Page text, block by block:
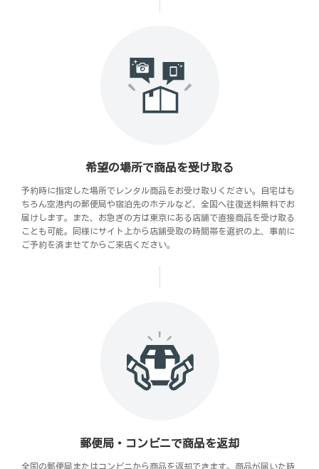
希望の場所で商品を受け取る
予約時に指定した場所でレンタル商品をお受け取りください。自宅はも
ちろん空港内の郵便局や宿泊先のホテルなど、全国へ往復送料無料でお
届けします。また、お急ぎの方は東京にある店舗で直接商品を受け取る
ことも可能。同様にサイト上から店舗受取の時間帯を選択の上、事前に
ご予約を済ませてからご来店ください。
郵便局・コンビニで商品を返却
全国の郵便局またはコンビニから商品を返却できます。商品が届いた時